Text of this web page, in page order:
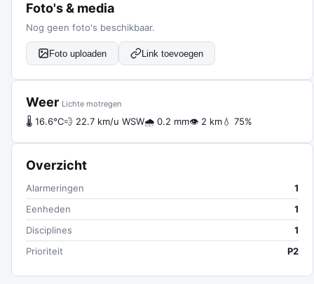
Foto's & media
Nog geen foto's beschikbaar.
Foto uploaden Link toevoegen
Weer Lichte motregen
🌡 16.6°C💨 22.7 km/u WSW🌧 0.2 mm👁 2 km💧 75%
Overzicht
Alarmeringen
1
Eenheden
1
Disciplines
1
Prioriteit
P2